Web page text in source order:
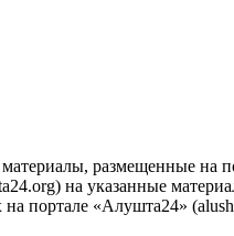
размещенные на
на указанные
портале «Алушта24»